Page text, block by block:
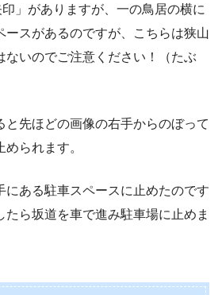
」がありますが、一の鳥居の横に
ースがあるのですが、こちらは狭山
ないのでご注意ください！（たぶ
と先ほどの画像の右手からのぼって
られます。
にある駐車スペースに止めたのです
たら坂道を車で進み駐車場に止めま